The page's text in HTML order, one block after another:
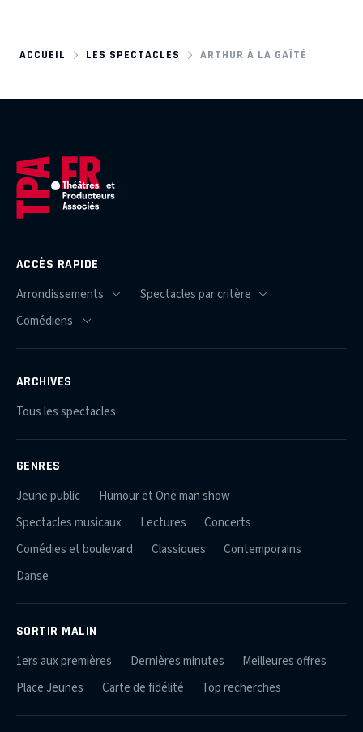
ACCUEIL LES SPECTACLES ARTHUR À LA GAÎTÉ
ACCÈS RAPIDE
ARCHIVES
Tous les spectacles
GENRES
Jeune public
Humour et One man show
Spectacles musicaux
Lectures
Concerts
Comédies et boulevard
Classiques
Contemporains
Danse
SORTIR MALIN
1ers aux premières Dernières minutes
Meilleures offres
Place Jeunes
Carte de fidélité Top recherches